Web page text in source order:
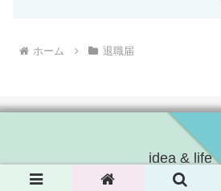
ホーム 退職届
idea & life
© 2024 idea & life.